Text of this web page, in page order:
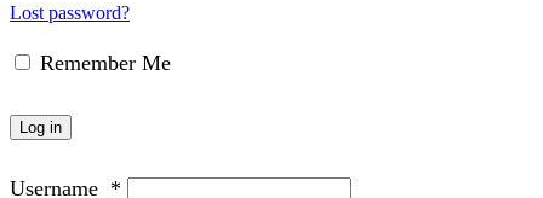
Lost password?
Remember Me
Log in
Username *